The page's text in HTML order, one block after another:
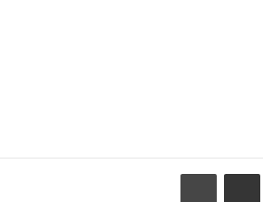
اشتراک گذاری از طریق ایمیل